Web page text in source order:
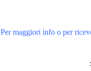
Per maggiori info o per